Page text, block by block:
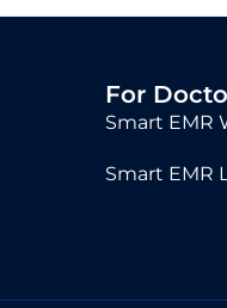
For
Smart EMR
Smart EMR